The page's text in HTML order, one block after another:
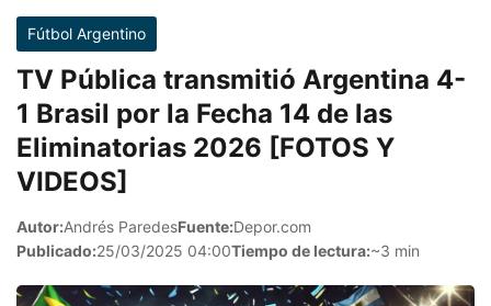
Fútbol Argentino
TV Pública transmitió Argentina 4-
1 Brasil por la Fecha 14 de las
Eliminatorias 2026 [FOTOS Y
VIDEOS]
Autor:Andrés ParedesFuente:Depor.com
Publicado:25/03/2025 04:00Tiempo de lectura:~3 min